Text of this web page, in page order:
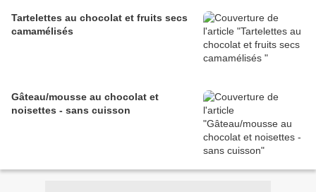
Tartelettes au chocolat et fruits secs
camamélisés
Gâteau/mousse au chocolat et
noisettes - sans cuisson